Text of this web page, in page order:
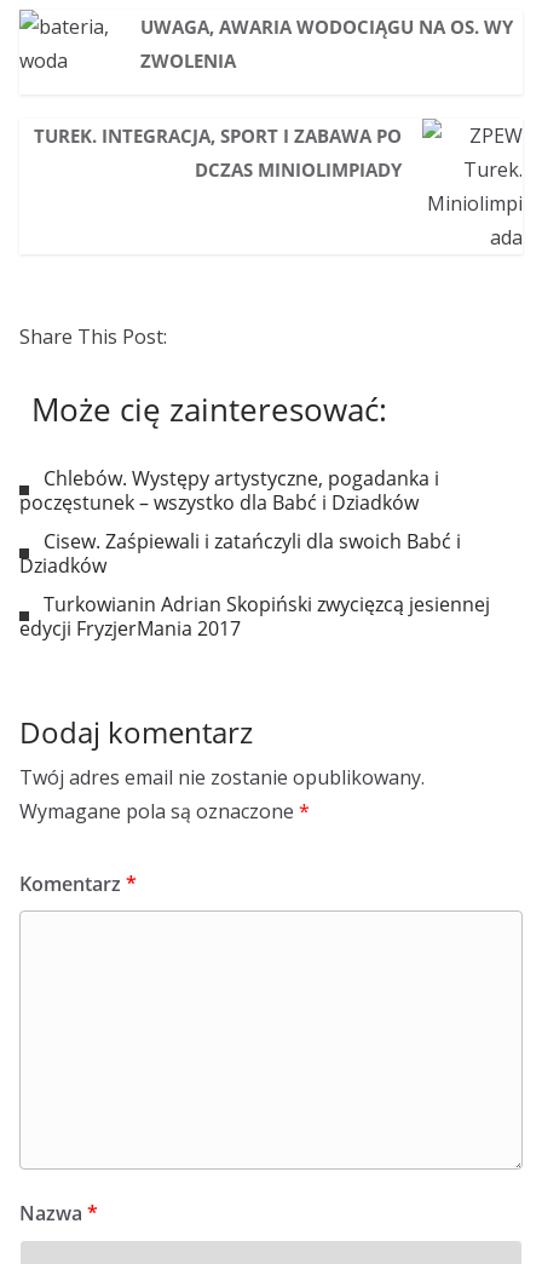
UWAGA, AWARIA WODOCIĄGU NA OS. WY
ZWOLENIA
TUREK. INTEGRACJA, SPORT I ZABAWA PO
DCZAS MINIOLIMPIADY
Share This Post:
Może cię zainteresować:
Chlebów. Występy artystyczne, pogadanka i
poczęstunek – wszystko dla Babć i Dziadków
Cisew. Zaśpiewali i zatańczyli dla swoich Babć i
Dziadków
Turkowianin Adrian Skopiński zwycięzcą jesiennej
edycji FryzjerMania 2017
Dodaj komentarz
Twój adres email nie zostanie opublikowany.
Wymagane pola są oznaczone *
Komentarz *
Nazwa *